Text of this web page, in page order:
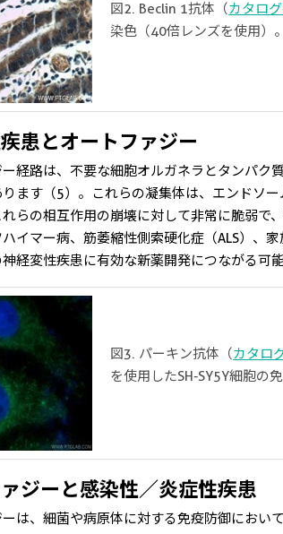
図2. Beclin 1抗体（カタロ
染色（40倍レンズを使用）。
患とオートファジー
経路は、不要な細胞オルガネラとタンパク
ます（5）。これらの凝集体は、エンドソ
らの相互作用の崩壊に対して非常に脆弱で
イマー病、筋萎縮性側索硬化症（ALS）、
経変性疾患に有効な新薬開発につながる可
図3. パーキン抗体（カタロ
を使用したSH-SY5Y細胞の
ジーと感染性／炎症性疾患
は、細菌や病原体に対する免疫防御におい